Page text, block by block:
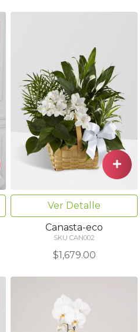
Ver Detalle
Canasta-eco
SKU CAN002
$1,679.00